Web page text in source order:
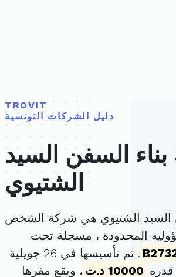
TROVIT
دليل الشركات التونسية
السفن السيد
الشتيوي
السيد الشتيوي هي شركة الشخص
المحدودة ، مسجلة تحت
. تم تأسيسها في 26 جويلية
10000 د.ت
، ويقع مقرها